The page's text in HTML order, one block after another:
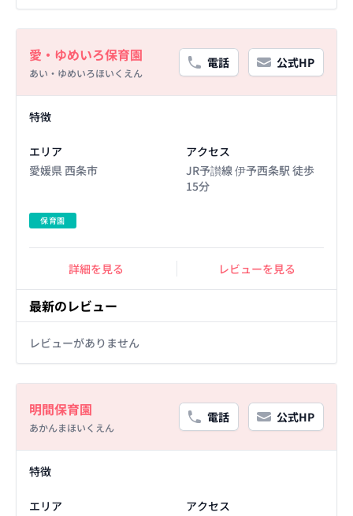
愛・ゆめいろ保育園
あい・ゆめいろほいくえん
電話 公式HP
特徴
エリア
愛媛県 西条市
アクセス
JR予讃線 伊予西条駅 徒歩
15分
保育園
詳細を見る レビューを見る
最新のレビュー
レビューがありません
明間保育園
あかんまほいくえん
電話 公式HP
特徴
エリア アクセス